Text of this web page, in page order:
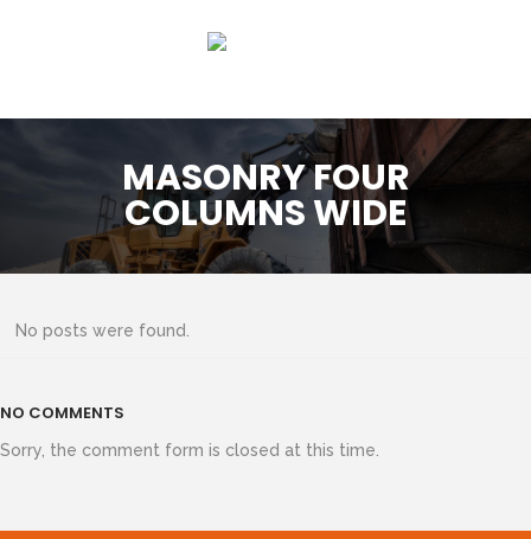
MASONRY FOUR
COLUMNS WIDE
No posts were found.
NO COMMENTS
Sorry, the comment form is closed at this time.